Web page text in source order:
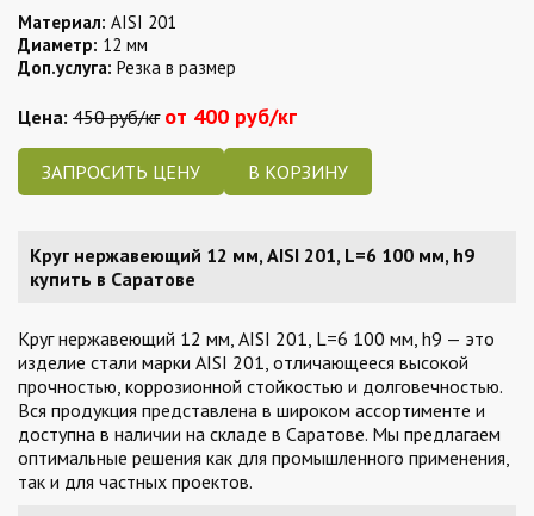
Материал: AISI 201
Диаметр: 12 мм
Доп.услуга: Резка в размер
Цена: 450 руб/кг от 400 руб/кг
ЗАПРОСИТЬ ЦЕНУ
Круг нержавеющий 12 мм, AISI 201, L=6 100 мм, h9
купить в Саратове
Круг нержавеющий 12 мм, AISI 201, L=6 100 мм, h9 — это
изделие стали марки AISI 201, отличающееся высокой
прочностью, коррозионной стойкостью и долговечностью.
Вся продукция представлена в широком ассортименте и
доступна в наличии на складе в Саратове. Мы предлагаем
оптимальные решения как для промышленного применения,
так и для частных проектов.